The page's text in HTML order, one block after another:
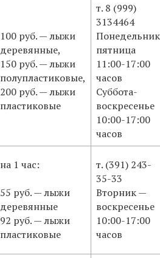
​100 руб. — лыжи
деревянные,
150 руб. — лыжи
полупластиковые,
200 руб. — лыжи
пластиковые
​т. 8 (999)
3134464
пятница
11:00-17:00
часов
Суббота-
воскресенье
10:00-17:00
часов
на 1 час:
​55 руб. — лыжи
деревянные
92 руб. — лыжи
пластиковые
​т. (391) 243-
35-33
Вторник —
воскресенье
10:00-17:00
часов